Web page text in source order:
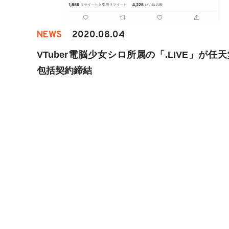
NEWS 2020.08.04
VTuber電脳少女シロ所属の「.LIVE」が任
包括契約締結